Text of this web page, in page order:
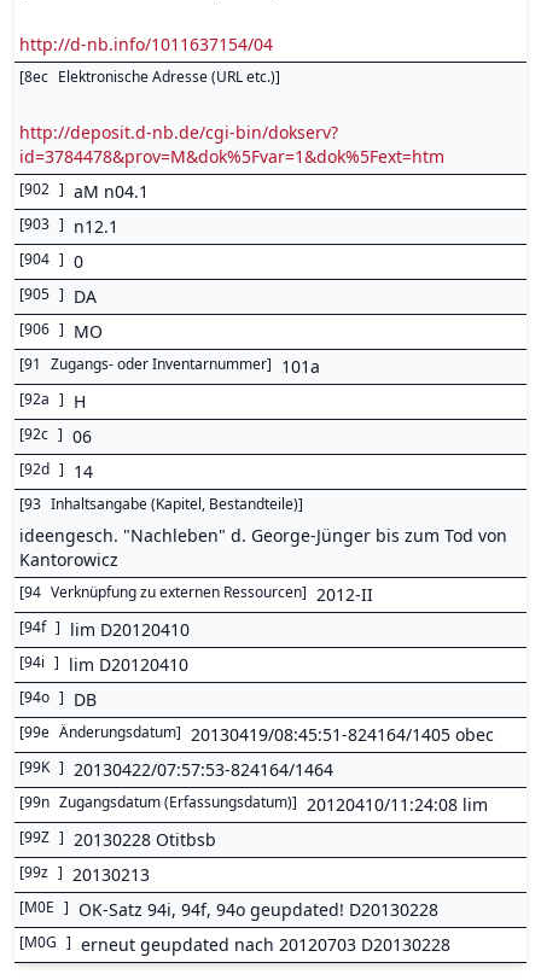
http://d-nb.info/1011637154/04
[8ec Elektronische Adresse (URL etc.)]
http://deposit.d-nb.de/cgi-bin/dokserv?
id=3784478&prov=M&dok%5Fvar=1&dok%5Fext=htm
[902 ] aM n04.1
[903 ] n12.1
[904 ] 0
[905 ] DA
[906 ] MO
[91 Zugangs- oder Inventarnummer] 101a
[92a ] H
[92c ] 06
[92d ] 14
[93 Inhaltsangabe (Kapitel, Bestandteile)]
ideengesch. "Nachleben" d. George-Jünger bis zum Tod von
Kantorowicz
[94 Verknüpfung zu externen Ressourcen] 2012-II
[94f ] lim D20120410
[94i ] lim D20120410
[94o ] DB
[99e Änderungsdatum] 20130419/08:45:51-824164/1405 obec
[99K ] 20130422/07:57:53-824164/1464
[99n Zugangsdatum (Erfassungsdatum)] 20120410/11:24:08 lim
[99Z ] 20130228 Otitbsb
[99z ] 20130213
[M0E ] OK-Satz 94i, 94f, 94o geupdated! D20130228
[M0G ] erneut geupdated nach 20120703 D20130228